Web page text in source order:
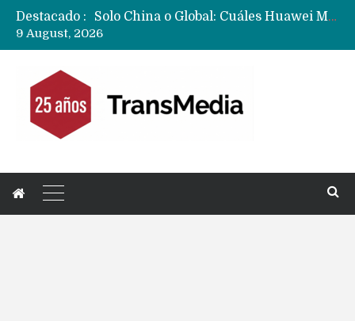
Destacado :
Data Centers de Huawei en Chile, México, Brasil,Perú y Argentina podrían verse afectados por arremetida de EE.UU
9 August, 2026